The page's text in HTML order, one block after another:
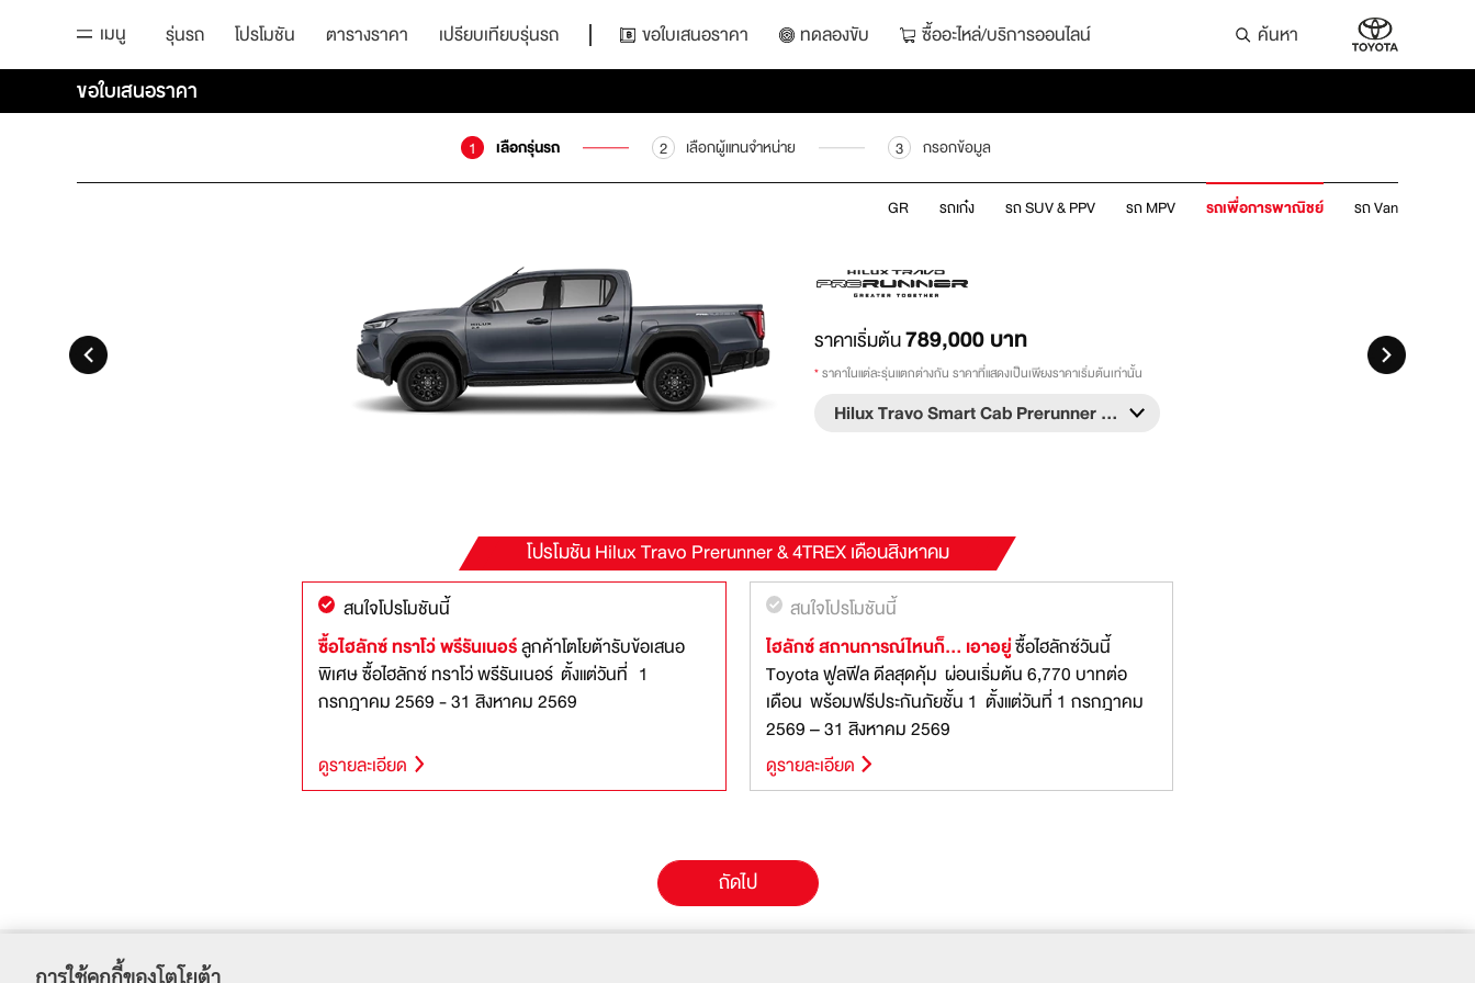
เมนู รุ่นรถ โปรโมชัน ตารางราคา เปรียบเทียบรุ่นรถ ขอใบเสนอราคา ทดลองขับ ซื้ออะไหล่/บริการออนไลน์ ค้นหา
ขอใบเสนอราคา
1 เลือกรุ่นรถ 2 เลือกผู้แทนจำหน่าย 3 กรอกข้อมูล
GR รถเก๋ง รถ SUV & PPV รถ MPV รถเพื่อการพาณิชย์ รถ Van
ราคาเริ่มต้น789,000บาท
*ราคาในแต่ละรุ่นแตกต่างกัน ราคาที่แสดงเป็นเพียงราคาเริ่มต้นเท่านั้น
โปรโมชันHilux Travo Prerunner & 4TREXเดือนสิงหาคม
สนใจโปรโมชันนี้
ซื้อไฮลักซ์ ทราโว่ พรีรันเนอร์ลูกค้าโตโยต้ารับข้อเสนอ
พิเศษ ซื้อไฮลักซ์ ทราโว่ พรีรันเนอร์ ตั้งแต่วันที่ 1
กรกฎาคม 2569 - 31 สิงหาคม 2569
ดูรายละเอียด
สนใจโปรโมชันนี้
ไฮลักซ์ สถานการณ์ไหนก็… เอาอยู่ซื้อไฮลักซ์วันนี้
Toyota ฟูลฟีล ดีลสุดคุ้ม ผ่อนเริ่มต้น 6,770 บาทต่อ
เดือน พร้อมฟรีประกันภัยชั้น 1 ตั้งแต่วันที่ 1 กรกฎาคม
2569 – 31 สิงหาคม 2569
ดูรายละเอียด
ถัดไป
การใช้คุกกี้ของโตโยต้า